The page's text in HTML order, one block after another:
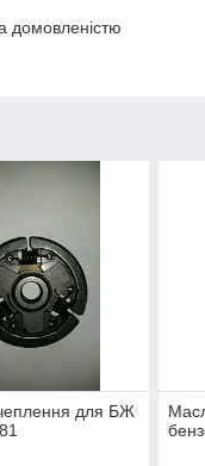
домовленістю
для БЖ